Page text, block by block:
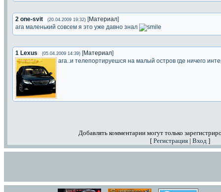
2 one-svit (20.04.2009 19:32) [Материал]
ага маленький совсем я это уже давно знал
1 Lexus (05.04.2009 14:39) [Материал]
ага..и телепортируешся на малый остров где ничего
Добавлять комментарии могут только
[ Регистрация | Вход ]